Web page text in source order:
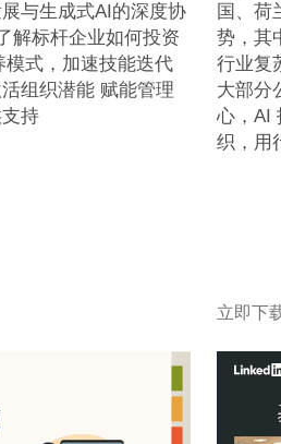
与生成式AI的深度协
解标杆企业如何投资
模式，加速技能迭代
组织潜能 赋能管理
持
国、荷
势，其
行业复
大部分
心，AI
织，用
立即下